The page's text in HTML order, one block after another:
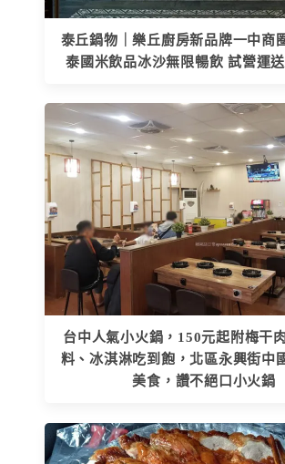
泰丘鍋物｜樂丘廚房新品牌一中商
泰國米飲品冰沙無限暢飲 試營運
台中人氣小火鍋，150元起附梅干
料、冰淇淋吃到飽，北區永興街中
美食，讚不絕口小火鍋